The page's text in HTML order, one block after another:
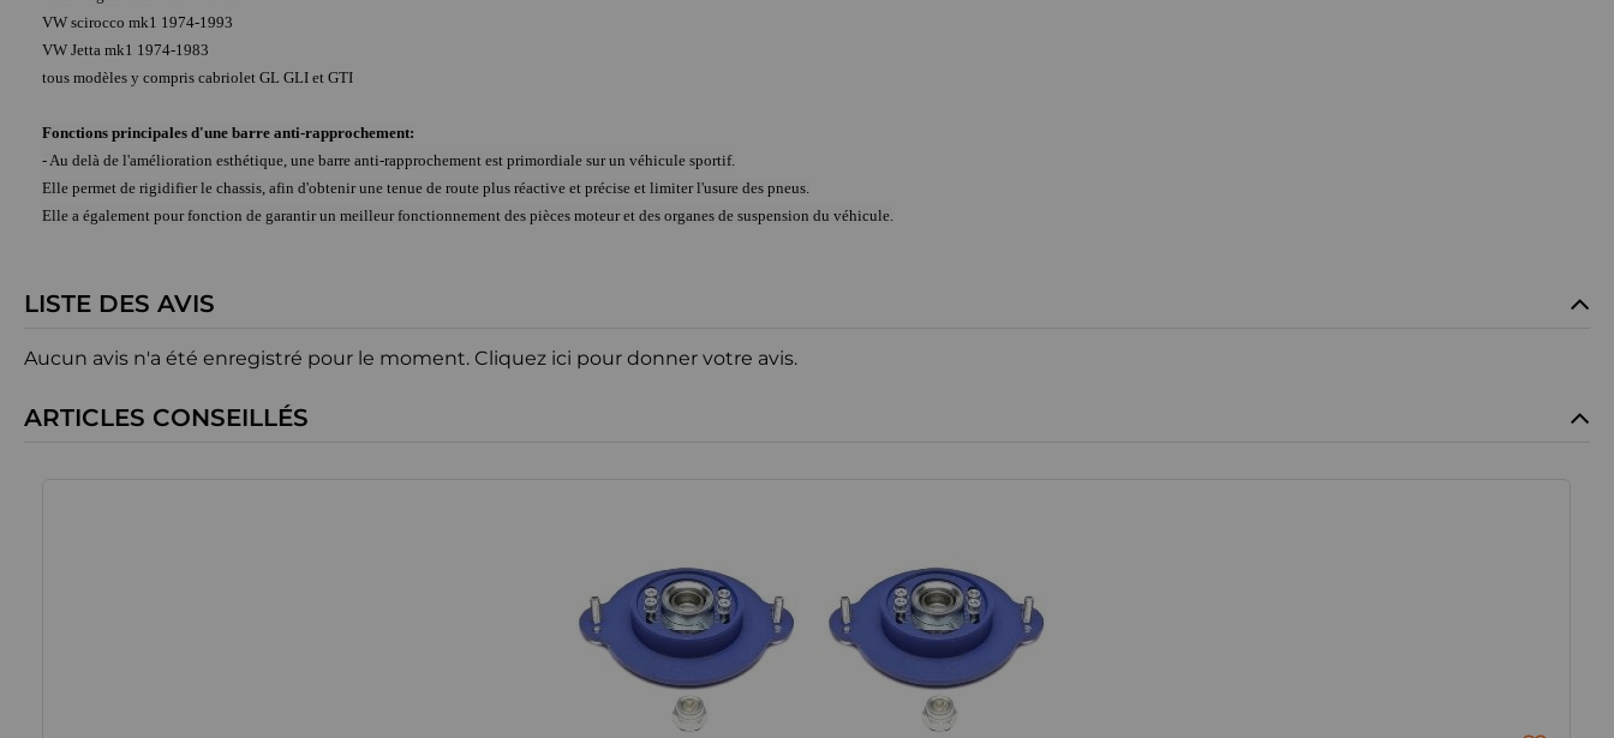
VW scirocco mk1 1974-1993
VW Jetta mk1 1974-1983
tous modèles y compris cabriolet GL GLI et GTI
Fonctions principales d'une barre anti-rapprochement:
- Au delà de l'amélioration esthétique, une barre anti-rapprochement est primordiale sur un véhicule sportif.
Elle permet de rigidifier le chassis, afin d'obtenir une tenue de route plus réactive et précise et limiter l'usure des pneus.
Elle a également pour fonction de garantir un meilleur fonctionnement des pièces moteur et des organes de suspension du véhicule.
LISTE DES AVIS
Aucun avis n'a été enregistré pour le moment. Cliquez ici pour donner votre avis.
ARTICLES CONSEILLÉS